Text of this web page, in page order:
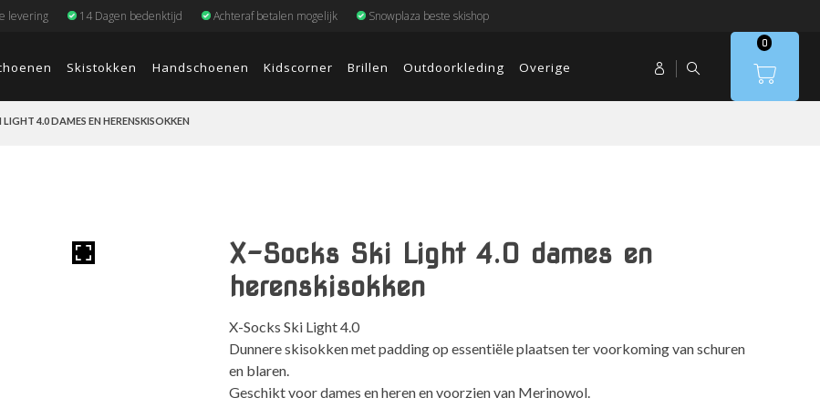
levering 14 Dagen bedenktijd Achteraf betalen mogelijk Snowplaza beste skishop
Skistokken Handschoenen Kidscorner Brillen Outdoorkleding Overige
0
LIGHT 4.0 DAMES EN HERENSKISOKKEN
X-Socks Ski Light 4.0 dames en
herenskisokken
X-Socks Ski Light 4.0
Dunnere skisokken met padding op essentiële plaatsen ter voorkoming van schuren
en blaren.
Geschikt voor dames en heren en voorzien van Merinowol.